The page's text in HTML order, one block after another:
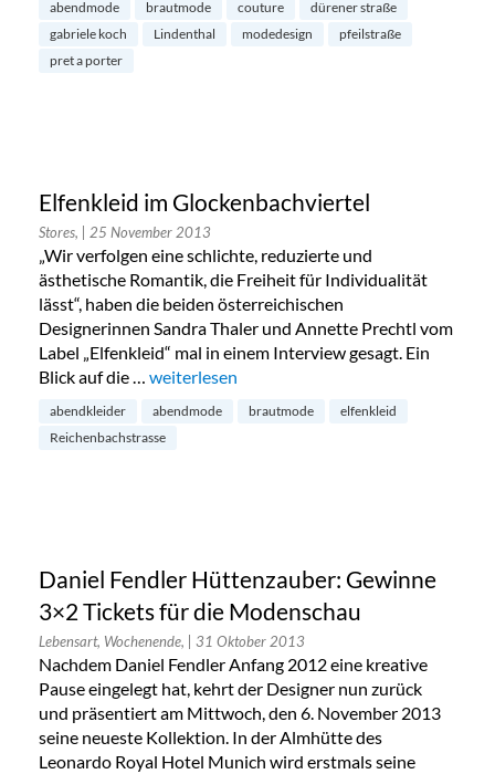
abendmode brautmode couture
dürener straße
gabriele koch
Lindenthal modedesign
pfeilstraße
pret a porter
Elfenkleid im Glockenbachviertel
Stores, | 25 November 2013
„Wir verfolgen eine schlichte, reduzierte und
ästhetische Romantik, die Freiheit für Individualität
lässt“, haben die beiden österreichischen
Designerinnen Sandra Thaler und Annette Prechtl vom
Label „Elfenkleid“ mal in einem Interview gesagt. Ein
Blick auf die … „Elfenkleid im Glockenbachviertel“
weiterlesen
abendkleider abendmode brautmode
elfenkleid
Reichenbachstrasse
Daniel Fendler Hüttenzauber: Gewinne
3×2 Tickets für die Modenschau
Lebensart, Wochenende, | 31 Oktober 2013
Nachdem Daniel Fendler Anfang 2012 eine kreative
Pause eingelegt hat, kehrt der Designer nun zurück
und präsentiert am Mittwoch, den 6. November 2013
seine neueste Kollektion. In der Almhütte des
Leonardo Royal Hotel Munich wird erstmals seine